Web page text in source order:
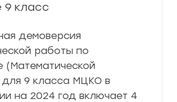
9 класс
демоверсия
работы по
(Математической
для 9 класса МЦКО в
на 2024 год включает 4